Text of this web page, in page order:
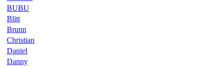
BUBU
Blitt
Brunn
Christian
Daniel
Danny